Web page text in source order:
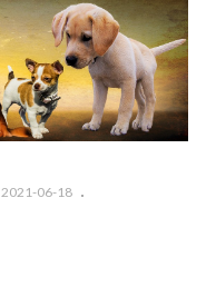
2021-06-18